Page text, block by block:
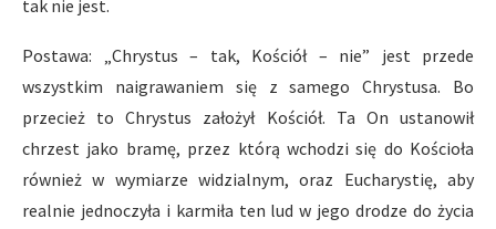
tak nie jest.
Postawa: „Chrystus – tak, Kościół – nie” jest przede
wszystkim naigrawaniem się z samego Chrystusa. Bo
przecież to Chrystus założył Kościół. Ta On ustanowił
chrzest jako bramę, przez którą wchodzi się do Kościoła
również w wymiarze widzialnym, oraz Eucharystię, aby
realnie jednoczyła i karmiła ten lud w jego drodze do życia